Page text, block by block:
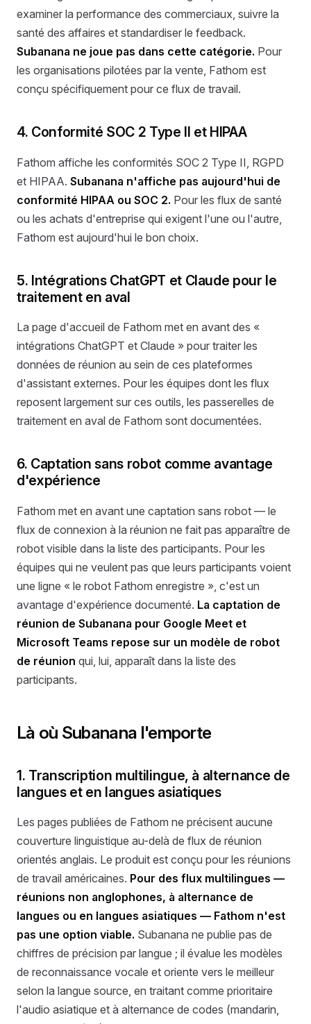
examiner la performance des commerciaux, suivre la
santé des affaires et standardiser le feedback.
Subanana ne joue pas dans cette catégorie. Pour
les organisations pilotées par la vente, Fathom est
conçu spécifiquement pour ce flux de travail.
4. Conformité SOC 2 Type II et HIPAA
Fathom affiche les conformités SOC 2 Type II, RGPD
et HIPAA. Subanana n'affiche pas aujourd'hui de
conformité HIPAA ou SOC 2. Pour les flux de santé
ou les achats d'entreprise qui exigent l'une ou l'autre,
Fathom est aujourd'hui le bon choix.
5. Intégrations ChatGPT et Claude pour le
traitement en aval
La page d'accueil de Fathom met en avant des «
intégrations ChatGPT et Claude » pour traiter les
données de réunion au sein de ces plateformes
d'assistant externes. Pour les équipes dont les flux
reposent largement sur ces outils, les passerelles de
traitement en aval de Fathom sont documentées.
6. Captation sans robot comme avantage
d'expérience
Fathom met en avant une captation sans robot — le
flux de connexion à la réunion ne fait pas apparaître de
robot visible dans la liste des participants. Pour les
équipes qui ne veulent pas que leurs participants voient
une ligne « le robot Fathom enregistre », c'est un
avantage d'expérience documenté. La captation de
réunion de Subanana pour Google Meet et
Microsoft Teams repose sur un modèle de robot
de réunion qui, lui, apparaît dans la liste des
participants.
Là où Subanana l'emporte
1. Transcription multilingue, à alternance de
langues et en langues asiatiques
Les pages publiées de Fathom ne précisent aucune
couverture linguistique au-delà de flux de réunion
orientés anglais. Le produit est conçu pour les réunions
de travail américaines. Pour des flux multilingues —
réunions non anglophones, à alternance de
langues ou en langues asiatiques — Fathom n'est
pas une option viable. Subanana ne publie pas de
chiffres de précision par langue ; il évalue les modèles
de reconnaissance vocale et oriente vers le meilleur
selon la langue source, en traitant comme prioritaire
l'audio asiatique et à alternance de codes (mandarin,